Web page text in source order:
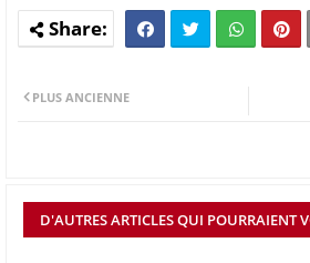
PLUS ANCIENNE
D'AUTRES ARTICLES QUI POURRAIENT